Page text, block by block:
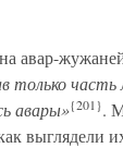
авар-
только
авары»{201}.
выглядели